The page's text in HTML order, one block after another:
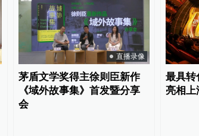
直播录像
茅盾文学奖得主徐则臣新作
《域外故事集》首发暨分享
会
最具转
亮相上